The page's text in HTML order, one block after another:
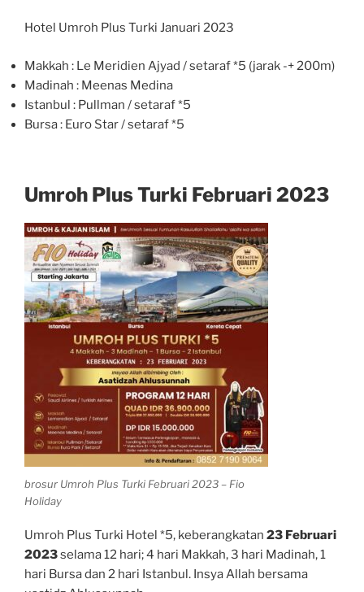
Hotel Umroh Plus Turki Januari 2023
Makkah : Le Meridien Ajyad / setaraf *5 (jarak -+ 200m)
Madinah : Meenas Medina
Istanbul : Pullman / setaraf *5
Bursa : Euro Star / setaraf *5
Umroh Plus Turki Februari 2023
brosur Umroh Plus Turki Februari 2023 – Fio
Holiday
Umroh Plus Turki Hotel *5, keberangkatan 23 Februari
2023selama 12 hari; 4 hari Makkah, 3 hari Madinah, 1
hari Bursa dan 2 hari Istanbul. Insya Allah bersama